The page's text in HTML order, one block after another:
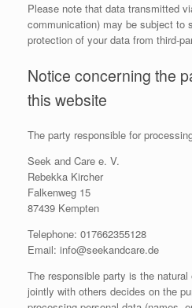
Please note that data transmitted
communication) may be subject to
protection of your data from third-
Notice concerning the
this website
The party responsible for
Seek and Care e. V.
Rebekka Kircher
Falkenweg 15
87439 Kempten
Telephone: 017662355128
Email: info@seekandcare.de
The responsible party is the
jointly with others decides on the